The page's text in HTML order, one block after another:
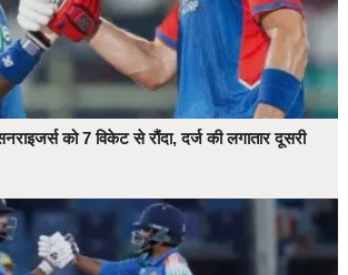
को 7 विकेट से रौंदा, दर्ज की लगातार दूसरी